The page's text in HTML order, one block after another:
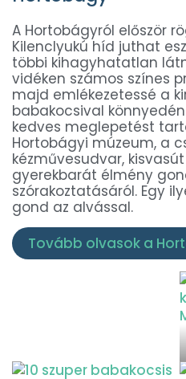
A Hortobágyról először
Kilenclyukú híd juthat
többi kihagyhatatlan
vidéken számos színes
majd emlékezetessé a
babakocsival
kedves meglepetést
Hortobágyi múzeum, a
kézművesudvar,
gyerekbarát élmény
szórakoztatásáról. Egy
gond az alvással.
Tovább olvasok a